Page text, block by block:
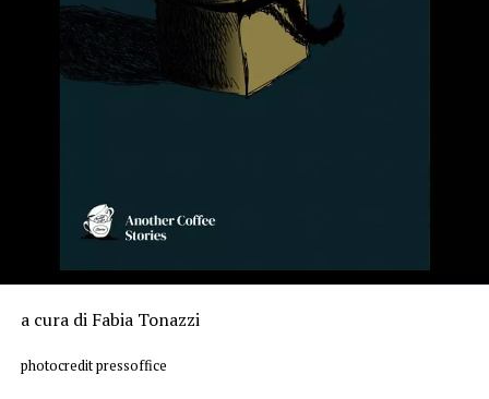
a cura di Fabia Tonazzi
photocredit pressoffice